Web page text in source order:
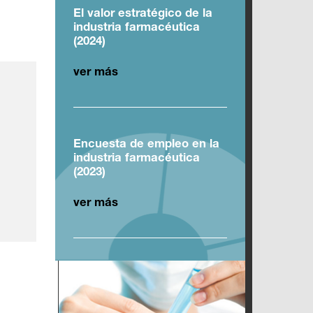
El valor estratégico de la
industria farmacéutica
(2024)
ver más
Encuesta de empleo en la
industria farmacéutica
(2023)
ver más